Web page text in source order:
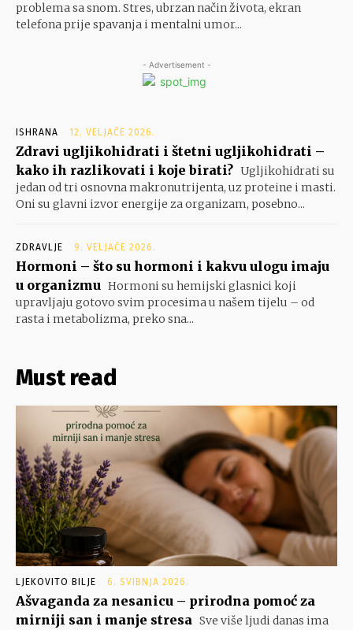
problema sa snom. Stres, ubrzan način života, ekran
telefona prije spavanja i mentalni umor...
- Advertisement -
ISHRANA 12. VELJAČE 2026.
Zdravi ugljikohidrati i štetni ugljikohidrati –
kako ih razlikovati i koje birati? Ugljikohidrati su
jedan od tri osnovna makronutrijenta, uz proteine i masti.
Oni su glavni izvor energije za organizam, posebno...
ZDRAVLJE 9. VELJAČE 2026.
Hormoni – što su hormoni i kakvu ulogu imaju
u organizmu Hormoni su hemijski glasnici koji
upravljaju gotovo svim procesima u našem tijelu – od
rasta i metabolizma, preko sna...
Must read
LJEKOVITO BILJE 6. SVIBNJA 2026.
Ašvaganda za nesanicu – prirodna pomoć za
mirniji san i manje stresa Sve više ljudi danas ima